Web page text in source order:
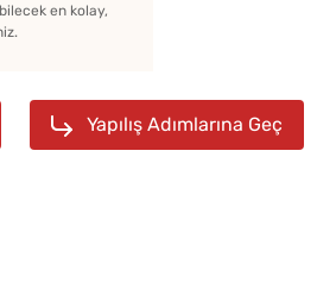
en kolay,
Yapılış Adımlarına Geç